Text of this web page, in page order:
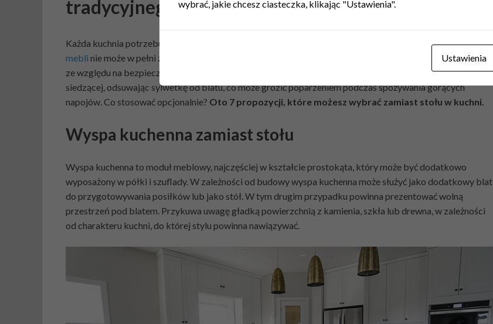
tradycyjnego mebla
Każda kuchnia potrzebuje dodatkowego miejsca na wygodne spożycie posiłku. Niestety, blatkuchennych
mebli nie może w pełni zastąpić stołu, choć wiele osób w taki sposób go używa. Nie doradza się tego choćby
ze względu na bezpieczeństwo – zabudowa dolnych szafek uniemożliwia wygodne przybranie pozycji
siedzącej, odsuwając sylwetkę od blatu, co może grozić poparzeniem podczas spożywania gorących
napojów. Co stosować opcjonalnie? Oto 7 propozycji, które możesz wybrać zamiast stołu w kuchni.
Wyspa kuchenna zamiast stołu
Wyspa kuchenna to moduł meblowy, najczęściej w kształcie prostokąta, który może być dodatkowo
wyposażony w półki i szuflady. W zależności od budowy wyspa kuchenna może służyć jako dodatkowy blat
do przygotowywania posiłków lub jako stół. W tym drugim przypadku powinna prezentować wolną
przestrzeń pod blatem. Przykuwa uwagę gładką powierzchnią z kamienia, szkła lub drewna, w zależności
od charakteru kuchni, do której stylu powinna nawiązywać.
wybrać, jakie chcesz ciasteczka, klikając "Ustawienia".
Ustawienia